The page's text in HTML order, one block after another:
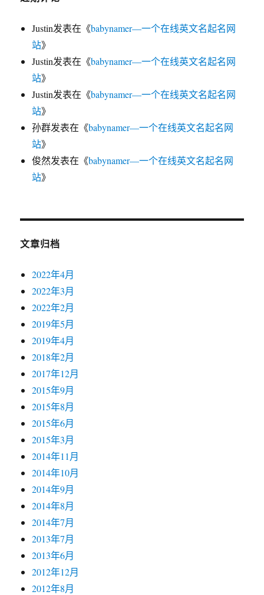
Justin发表在《babynamer—一个在线英文名起名网
站》
Justin发表在《babynamer—一个在线英文名起名网
站》
Justin发表在《babynamer—一个在线英文名起名网
站》
孙群发表在《babynamer—一个在线英文名起名网
站》
俊然发表在《babynamer—一个在线英文名起名网
站》
文章归档
2022年4月
2022年3月
2022年2月
2019年5月
2019年4月
2018年2月
2017年12月
2015年9月
2015年8月
2015年6月
2015年3月
2014年11月
2014年10月
2014年9月
2014年8月
2014年7月
2013年7月
2013年6月
2012年12月
2012年8月